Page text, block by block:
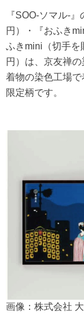
『SOO-ソマル-
円）・『おふき
ふきmini（切手を
円）は、京友禅
着物の染色工場
限定柄です。
画像：株式会社